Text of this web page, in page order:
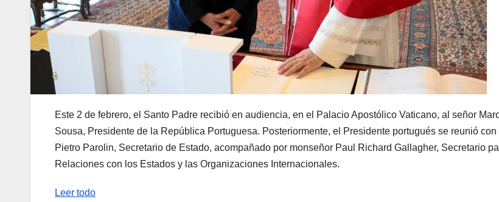
Este 2 de febrero, el Santo Padre recibió en audiencia, en el Palacio Apostólico Vaticano, al señor
Sousa, Presidente de la República Portuguesa. Posteriormente, el Presidente portugués se reunió con
Pietro Parolin, Secretario de Estado, acompañado por monseñor Paul Richard Gallagher, Secretario
Relaciones con los Estados y las Organizaciones Internacionales.
Leer todo